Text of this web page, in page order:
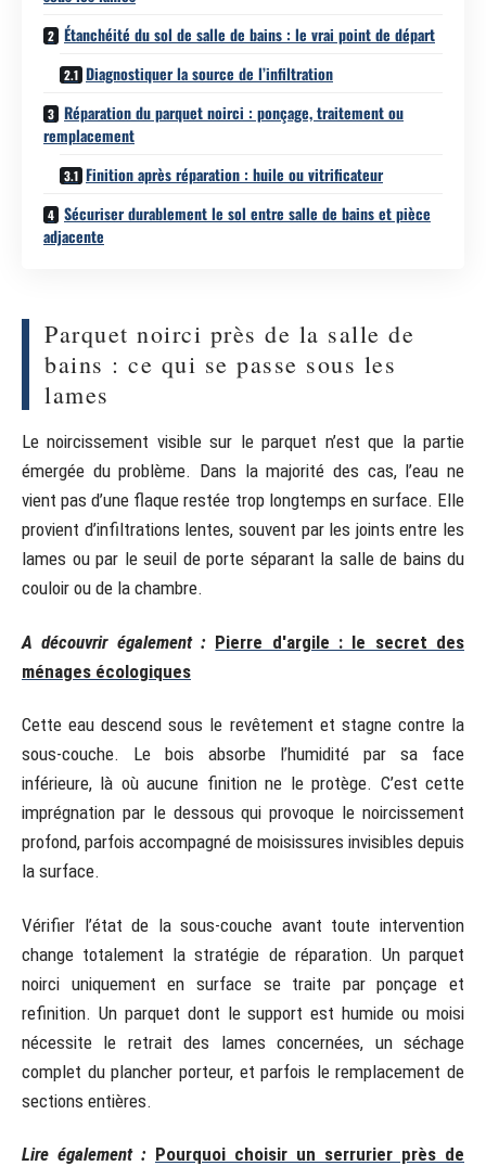
Étanchéité du sol de salle de bains : le vrai point de départ
Diagnostiquer la source de l’infiltration
Réparation du parquet noirci : ponçage, traitement ou
remplacement
Finition après réparation : huile ou vitrificateur
Sécuriser durablement le sol entre salle de bains et pièce
adjacente
Parquet noirci près de la salle de
bains : ce qui se passe sous les
lames
Le noircissement visible sur le parquet n’est que la partie
émergée du problème. Dans la majorité des cas, l’eau ne
vient pas d’une flaque restée trop longtemps en surface. Elle
provient d’infiltrations lentes, souvent par les joints entre les
lames ou par le seuil de porte séparant la salle de bains du
couloir ou de la chambre.
A découvrir également : Pierre d'argile : le secret des
ménages écologiques
Cette eau descend sous le revêtement et stagne contre la
sous-couche. Le bois absorbe l’humidité par sa face
inférieure, là où aucune finition ne le protège. C’est cette
imprégnation par le dessous qui provoque le noircissement
profond, parfois accompagné de moisissures invisibles depuis
la surface.
Vérifier l’état de la sous-couche avant toute intervention
change totalement la stratégie de réparation. Un parquet
noirci uniquement en surface se traite par ponçage et
refinition. Un parquet dont le support est humide ou moisi
nécessite le retrait des lames concernées, un séchage
complet du plancher porteur, et parfois le remplacement de
sections entières.
Lire également : Pourquoi choisir un serrurier près de